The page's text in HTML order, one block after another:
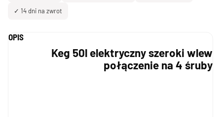
śruby
✓ 14 dni na zwrot
OPIS
Keg 50l elektryczny szeroki wlew
połączenie na 4 śruby